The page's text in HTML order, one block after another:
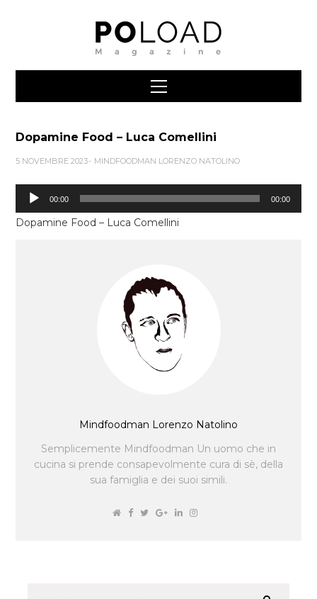
Dopamine Food – Luca Comellini
5 NOVEMBRE 2023 MINDFOODMAN LORENZO NATOLINO
Audio
Player
00:00 00:00
Dopamine Food – Luca Comellini
Mindfoodman Lorenzo Natolino
Semplicemente Mindfoodman Un uomo che in
cucina si prende consapevolmente cura di sè, della
sua famiglia e dei suoi simili.